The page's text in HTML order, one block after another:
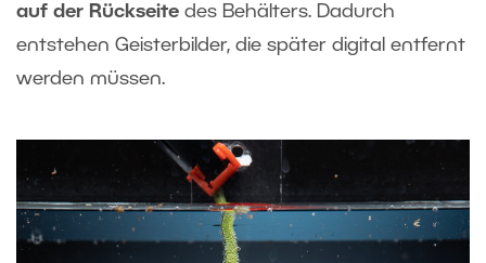
auf der Rückseite des Behälters. Dadurch
entstehen Geisterbilder, die später digital entfernt
werden müssen.